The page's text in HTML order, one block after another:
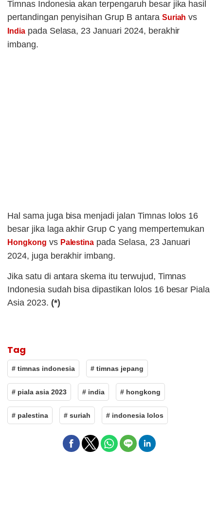
Timnas Indonesia akan terpengaruh besar jika hasil
pertandingan penyisihan Grup B antara Suriah vs
Indiapada Selasa, 23 Januari 2024, berakhir
imbang.
Hal sama juga bisa menjadi jalan Timnas lolos 16
besar jika laga akhir Grup C yang mempertemukan
Hongkong vs Palestina pada Selasa, 23 Januari
2024, juga berakhir imbang.
Jika satu di antara skema itu terwujud, Timnas
Indonesia sudah bisa dipastikan lolos 16 besar Piala
Asia 2023. (*)
Tag
# timnas indonesia # timnas jepang
# piala asia 2023 # india # hongkong
# palestina # suriah # indonesia lolos